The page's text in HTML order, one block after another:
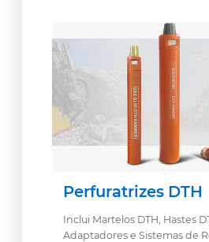
Perfuratrizes DTH
Inclui Martelos DTH, Hastes
Adaptadores e Sistemas de